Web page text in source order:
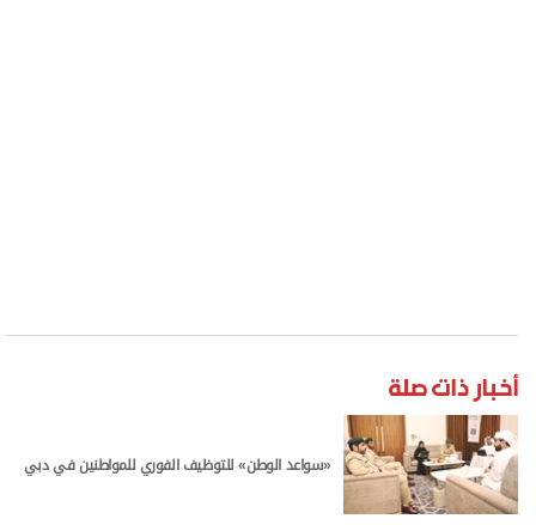
أخبار ذات صلة
«سواعد الوطن» للتوظيف الفوري للمواطنين في دبي